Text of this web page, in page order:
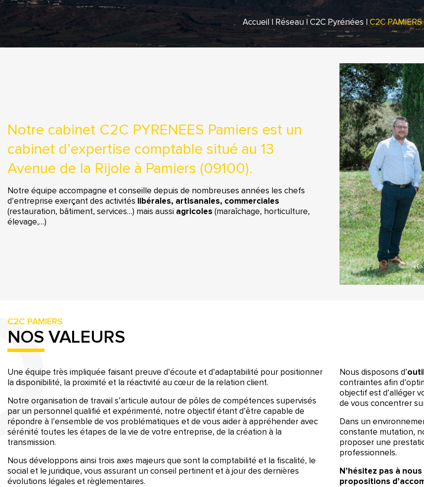
Accueil|Réseau | C2C Pyrénées | C2C PAMIERS
Notre cabinet C2C PYRENEES Pamiers est un
cabinet d’expertise comptable situé au 13
Avenue de la Rijole à Pamiers (09100).
Notre équipe accompagne et conseille depuis de nombreuses années les chefs
d’entreprise exerçant des activités libérales, artisanales, commerciales
(restauration, bâtiment, services…) mais aussi agricoles (maraîchage, horticulture,
élevage,…)
C2C PAMIERS
NOS VALEURS
Une équipe très impliquée faisant preuve d’écoute et d’adaptabilité pour positionner
la disponibilité, la proximité et la réactivité au cœur de la relation client.
Notre organisation de travail s’articule autour de pôles de compétences supervisés
par un personnel qualifié et expérimenté, notre objectif étant d’être capable de
répondre à l’ensemble de vos problématiques et de vous aider à appréhender avec
sérénité toutes les étapes de la vie de votre entreprise, de la création à la
transmission.
Nous développons ainsi trois axes majeurs que sont la comptabilité et la fiscalité, le
social et le juridique, vous assurant un conseil pertinent et à jour des dernières
évolutions légales et règlementaires.
Nous disposons d’
contraintes afin
objectif est d’alléger
de vous concentrer
Dans un
constante mutation,
proposer une
professionnels.
N’hésitez pas à
propositions